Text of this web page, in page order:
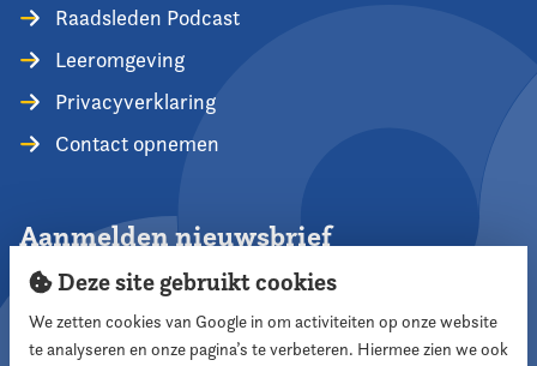
Raadsleden Podcast
Leeromgeving
Privacyverklaring
Contact opnemen
Aanmelden nieuwsbrief
Aanmelden
Deze site gebruikt cookies
We zetten cookies van Google in om activiteiten op onze website
te analyseren en onze pagina’s te verbeteren. Hiermee zien we ook